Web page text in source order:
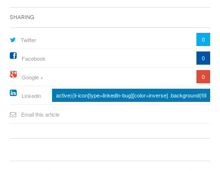
Sharing
Twitter 0
Facebook 0
Google + 0
Linkedin active){li-icon[type=linkedin-bug][color=inverse] .background{fill
Email this article